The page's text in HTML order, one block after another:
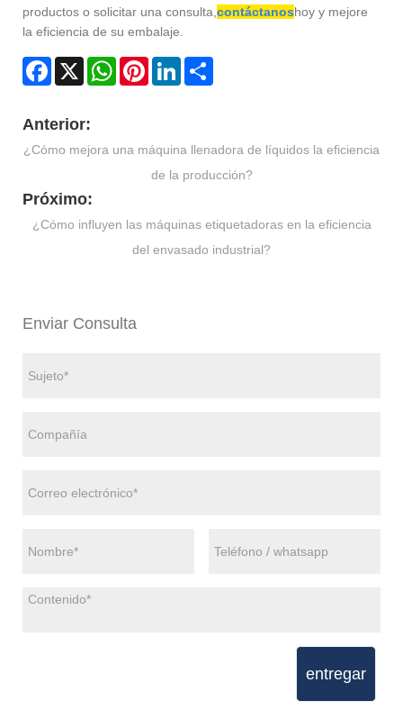
productos o solicitar una consulta, contáctanoshoy y mejore
la eficiencia de su embalaje.
Facebook
X WhatsAppPinterestLinkedIn
Anterior:
¿Cómo mejora una máquina llenadora de líquidos la eficiencia
de la producción?
Próximo:
¿Cómo influyen las máquinas etiquetadoras en la eficiencia
del envasado industrial?
Enviar Consulta
entregar